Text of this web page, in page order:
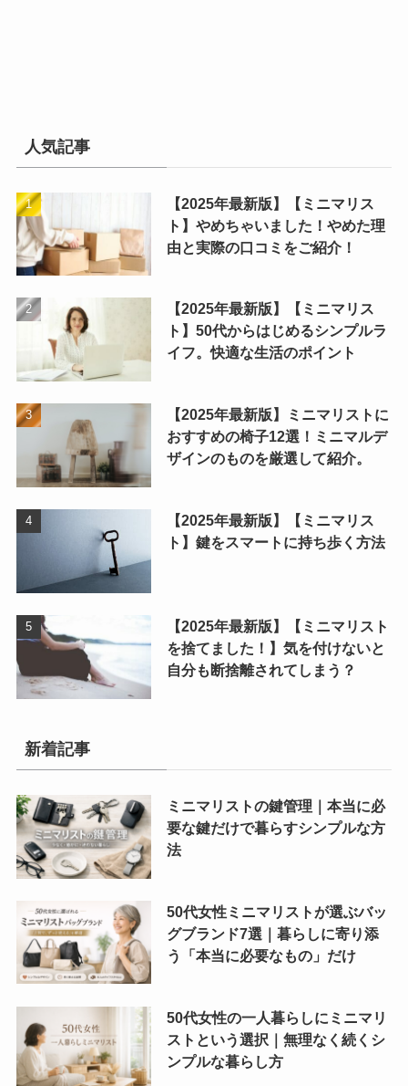
人気記事
【2025年最新版】【ミニマリス
ト】やめちゃいました！やめた理
由と実際の口コミをご紹介！
【2025年最新版】【ミニマリス
ト】50代からはじめるシンプルラ
イフ。快適な生活のポイント
【2025年最新版】ミニマリストに
おすすめの椅子12選！ミニマルデ
ザインのものを厳選して紹介。
【2025年最新版】【ミニマリス
ト】鍵をスマートに持ち歩く方法
【2025年最新版】【ミニマリスト
を捨てました！】気を付けないと
自分も断捨離されてしまう？
新着記事
ミニマリストの鍵管理｜本当に必
要な鍵だけで暮らすシンプルな方
法
50代女性ミニマリストが選ぶバッ
グブランド7選｜暮らしに寄り添
う「本当に必要なもの」だけ
50代女性の一人暮らしにミニマリ
ストという選択｜無理なく続くシ
ンプルな暮らし方